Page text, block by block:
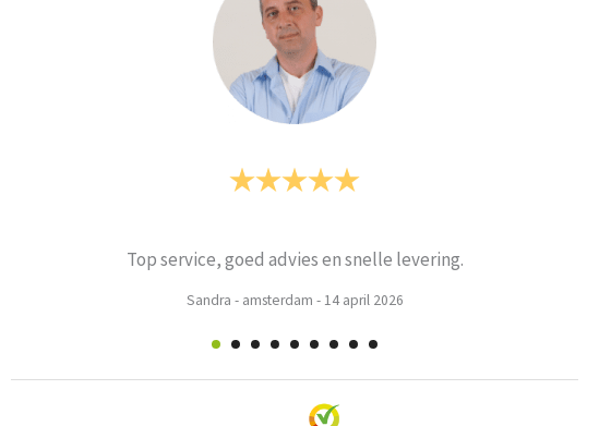
Prima
Weets mieke -Turnhout- 3 maart 2026